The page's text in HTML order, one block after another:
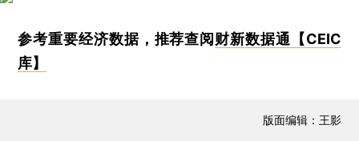
参考重要经济数据，推荐查阅 财新数据通【CEIC
库】
版面编辑：王影